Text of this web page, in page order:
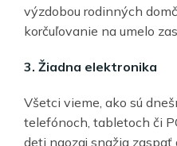
výzdobou rodinných
korčuľovanie na umelo
3. Žiadna elektronika
Všetci vieme, ako sú
telefónoch, tabletoch či
deti naozaj snažia